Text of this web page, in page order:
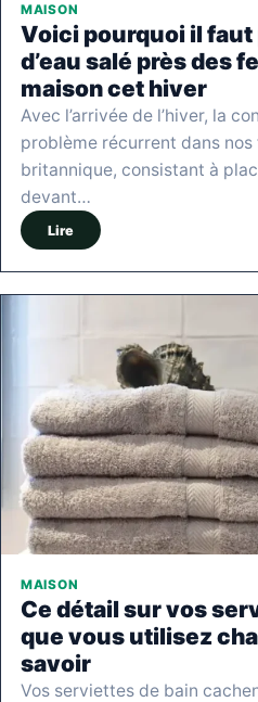
MAISON
Voici pourquoi il faut
d’eau salé près des
maison cet hiver
Avec l’arrivée de l’hiver, la
problème récurrent dans
britannique, consistant à
devant…
Lire
MAISON
Ce détail sur vos
que vous utilisez
savoir
Vos serviettes de bain